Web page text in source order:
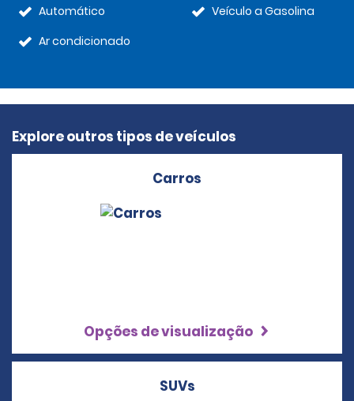
Automático
Ar condicionado
Veículo a Gasolina
Explore outros tipos de veículos
Carros
Opções de visualização
SUVs